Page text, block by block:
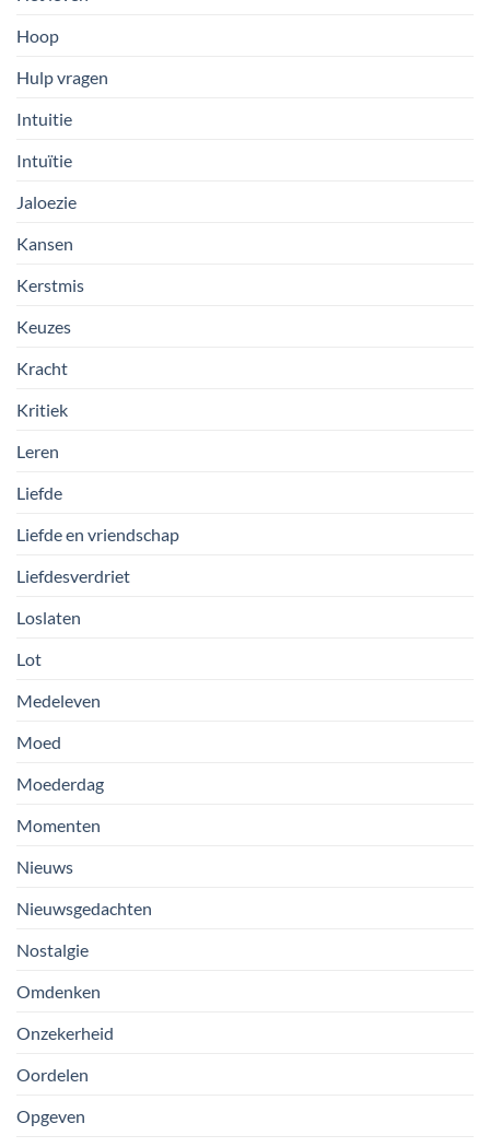
Hoop
Hulp vragen
Intuitie
Intuïtie
Jaloezie
Kansen
Kerstmis
Keuzes
Kracht
Kritiek
Leren
Liefde
Liefde en vriendschap
Liefdesverdriet
Loslaten
Lot
Medeleven
Moed
Moederdag
Momenten
Nieuws
Nieuwsgedachten
Nostalgie
Omdenken
Onzekerheid
Oordelen
Opgeven